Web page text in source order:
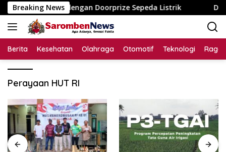
Langsung
ke
konten
Breaking News
Dusun dengan Doorprize Sepeda Listrik Desa
Berita Kesehatan Olahraga Otomotif Teknologi
Perayaan HUT RI